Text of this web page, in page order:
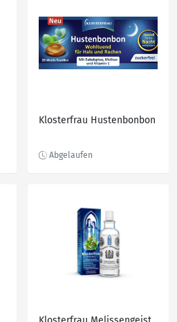
Klosterfrau Hustenbonbon